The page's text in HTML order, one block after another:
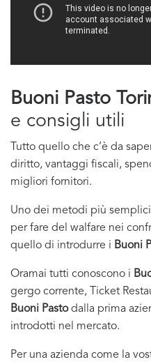
Buoni Pasto
e consigli utili
Tutto quello che c’è da
diritto, vantaggi fiscali,
migliori fornitori.
Uno dei metodi più
per fare del walfare nei
quello di introdurre i Buoni
Oramai tutti conoscono i
gergo corrente, Ticket
Buoni Pastodalla prima
introdotti nel mercato.
Per una azienda come la